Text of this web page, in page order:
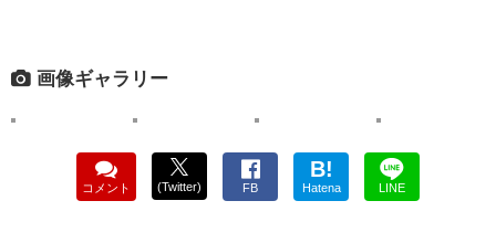
画像ギャラリー
コメント (Twitter) FB
B!
Hatena LINE